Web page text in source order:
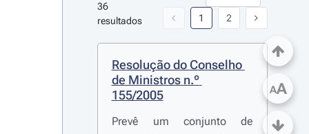
36
resultados
1 2
Resolução do Conselho
de Ministros n.º
155/2005
Prevê um conjunto de
AA